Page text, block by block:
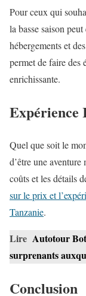
Pour ceux qui
la basse saison
hébergements et
permet de faire des
enrichissante.
Expérience
Quel que soit le
d’être une
coûts et les détails
sur le prix et
Tanzanie.
Lire Autotour
surprenants
Conclusion